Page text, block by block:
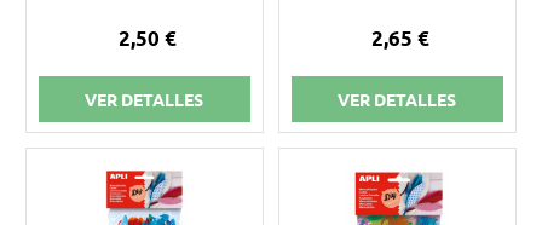
2,50 €
VER DETALLES
2,65 €
VER DETALLES